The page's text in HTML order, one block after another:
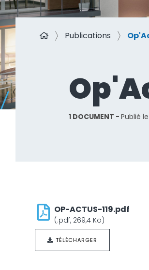
J'ai un projet
Je suis
Nous connaître
Nous rejoindre
Publications
1 DOCUMENT Publié le
OP-ACTUS-119.pdf
(.pdf, 269,4 Ko)
TÉLÉCHARGER